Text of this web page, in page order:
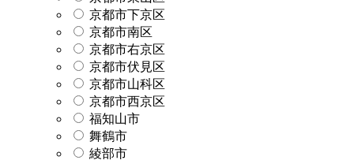
京都市下京区
京都市南区
京都市右京区
京都市伏見区
京都市山科区
京都市西京区
福知山市
舞鶴市
綾部市